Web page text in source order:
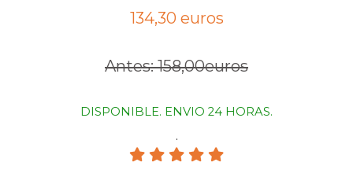
134,30 euros
Antes: 158,00euros
DISPONIBLE. ENVIO 24 HORAS.
.